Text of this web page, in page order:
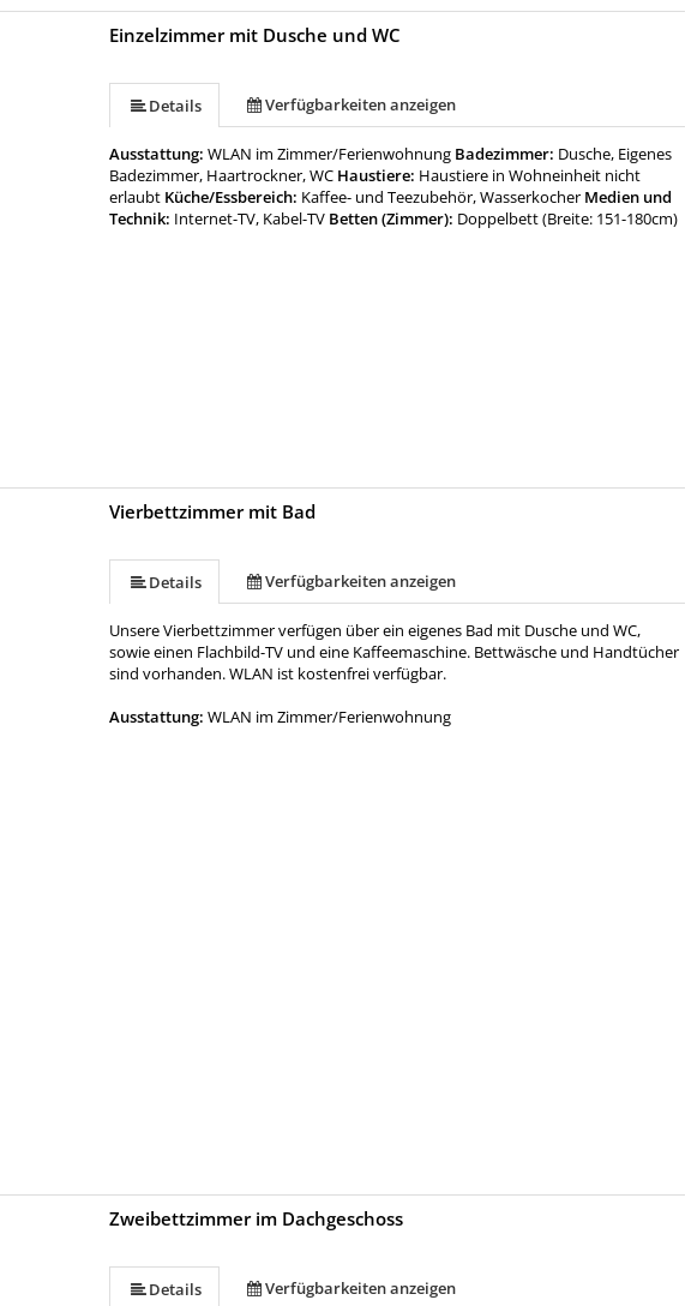
Einzelzimmer mit Dusche und WC
Details Verfügbarkeiten anzeigen
Ausstattung:WLAN im Zimmer/Ferienwohnung Badezimmer: Dusche, Eigenes
Badezimmer, Haartrockner, WC Haustiere: Haustiere in Wohneinheit nicht
erlaubt Küche/Essbereich: Kaffee- und Teezubehör, Wasserkocher Medien und
Technik: Internet-TV, Kabel-TV Betten (Zimmer): Doppelbett (Breite: 151-180cm)
Vierbettzimmer mit Bad
Details Verfügbarkeiten anzeigen
Unsere Vierbettzimmer verfügen über ein eigenes Bad mit Dusche und WC,
sowie einen Flachbild-TV und eine Kaffeemaschine. Bettwäsche und Handtücher
sind vorhanden. WLAN ist kostenfrei verfügbar.
Ausstattung:WLAN im Zimmer/Ferienwohnung
Zweibettzimmer im Dachgeschoss
Details Verfügbarkeiten anzeigen